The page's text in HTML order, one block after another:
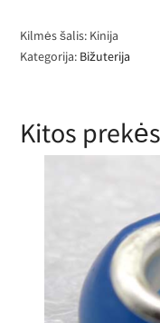
Kilmės šalis: Kinija
Kategorija: Bižuterija
Kitos prekės